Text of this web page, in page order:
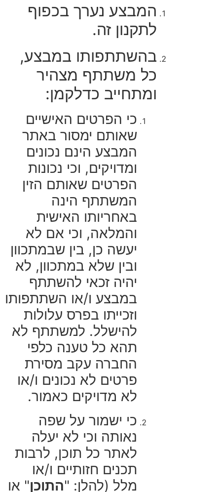
המבצע נערך בכפוף
לתקנון זה.
בהשתתפותו במבצע,
כל משתתף מצהיר
ומתחייב כדלקמן:
כי הפרטים האישיים
שאותם ימסור באתר
המבצע הינם נכונים
ומדויקים, וכי נכונות
הפרטים שאותם הזין
המשתתף הינה
באחריותו האישית
והמלאה, וכי אם לא
יעשה כן, בין שבמתכוון
ובין שלא במתכוון, לא
יהיה זכאי להשתתף
במבצע ו/או השתתפותו
וזכייתו בפרס עלולות
להישלל. למשתתף לא
תהא כל טענה כלפי
החברה עקב מסירת
פרטים לא נכונים ו/או
לא מדויקים כאמור.
כי ישמור על שפה
נאותה וכי לא יעלה
לאתר כל תוכן, לרבות
תכנים חזותיים ו/או
מלל (להלן: "התוכן" או